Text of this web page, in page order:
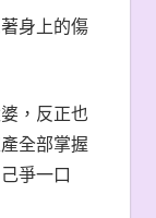
身上的傷
，反正也
全部掌握
爭一口